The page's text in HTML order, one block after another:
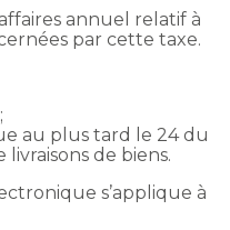
annuel relatif à
par cette taxe.
au plus tard le 24 du
de biens.
s’applique à